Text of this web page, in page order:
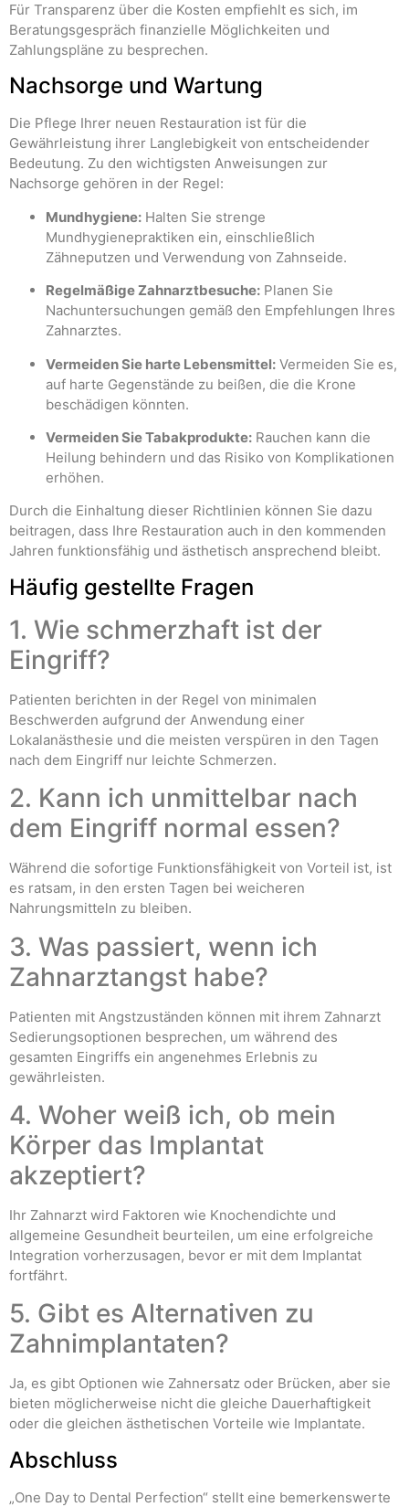
Für Transparenz über die Kosten empfiehlt es sich, im
Beratungsgespräch finanzielle Möglichkeiten und
Zahlungspläne zu besprechen.
Nachsorge und Wartung
Die Pflege Ihrer neuen Restauration ist für die
Gewährleistung ihrer Langlebigkeit von entscheidender
Bedeutung. Zu den wichtigsten Anweisungen zur
Nachsorge gehören in der Regel:
Mundhygiene: Halten Sie strenge
Mundhygienepraktiken ein, einschließlich
Zähneputzen und Verwendung von Zahnseide.
Regelmäßige Zahnarztbesuche: Planen Sie
Nachuntersuchungen gemäß den Empfehlungen Ihres
Zahnarztes.
Vermeiden Sie harte Lebensmittel: Vermeiden Sie es,
auf harte Gegenstände zu beißen, die die Krone
beschädigen könnten.
Vermeiden Sie Tabakprodukte: Rauchen kann die
Heilung behindern und das Risiko von Komplikationen
erhöhen.
Durch die Einhaltung dieser Richtlinien können Sie dazu
beitragen, dass Ihre Restauration auch in den kommenden
Jahren funktionsfähig und ästhetisch ansprechend bleibt.
Häufig gestellte Fragen
1. Wie schmerzhaft ist der
Eingriff?
Patienten berichten in der Regel von minimalen
Beschwerden aufgrund der Anwendung einer
Lokalanästhesie und die meisten verspüren in den Tagen
nach dem Eingriff nur leichte Schmerzen.
2. Kann ich unmittelbar nach
dem Eingriff normal essen?
Während die sofortige Funktionsfähigkeit von Vorteil ist, ist
es ratsam, in den ersten Tagen bei weicheren
Nahrungsmitteln zu bleiben.
3. Was passiert, wenn ich
Zahnarztangst habe?
Patienten mit Angstzuständen können mit ihrem Zahnarzt
Sedierungsoptionen besprechen, um während des
gesamten Eingriffs ein angenehmes Erlebnis zu
gewährleisten.
4. Woher weiß ich, ob mein
Körper das Implantat
akzeptiert?
Ihr Zahnarzt wird Faktoren wie Knochendichte und
allgemeine Gesundheit beurteilen, um eine erfolgreiche
Integration vorherzusagen, bevor er mit dem Implantat
fortfährt.
5. Gibt es Alternativen zu
Zahnimplantaten?
Ja, es gibt Optionen wie Zahnersatz oder Brücken, aber sie
bieten möglicherweise nicht die gleiche Dauerhaftigkeit
oder die gleichen ästhetischen Vorteile wie Implantate.
Abschluss
„One Day to Dental Perfection“ stellt eine bemerkenswerte